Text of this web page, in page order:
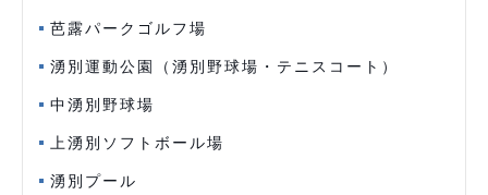
芭露パークゴルフ場
湧別運動公園（湧別野球場・テニスコート）
中湧別野球場
上湧別ソフトボール場
湧別プール